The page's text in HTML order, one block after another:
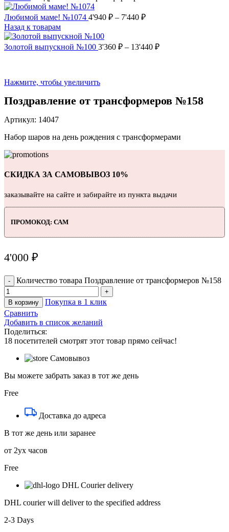
Любимой маме! №1074 4'940 ₽ – 7'440 ₽
Назад к товарам
Золотой выпускной №100 3'360 ₽ – 13'440 ₽
Нажмите, чтобы увеличить
Поздравление от трансформеров №158
Артикул: 14047
Набор шаров на день рождения с трансформерами
СКИДКА ЗА САМОВЫВОЗ 10%
заказывайте на сайте и забирайте из пункта выдачи
ПРОМОКОД: САМ
4'000 ₽
Количество товара Поздравление от трансформеров №158
В корзину
Покупка в 1 клик
Сравнить
Добавить в список желаний
Поделиться:
18 посетителей смотрят этот товар прямо сейчас!
Самовывоз
Вы можете забрать заказ в тот же день
Free
Доставка до адреса
В тот же день или заранее
от 2ух часов
Free
DHL Courier delivery
DHL courier will deliver to the specified address
2-3 Days